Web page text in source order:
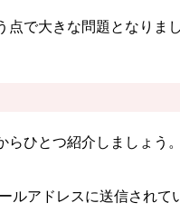
で大きな問題となりまし
ひとつ紹介しましょう。
ルアドレスに送信されて